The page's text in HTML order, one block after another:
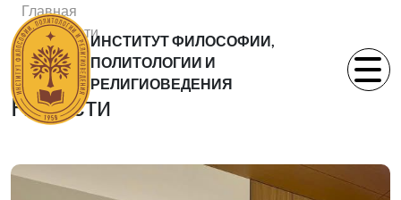
ИНСТИТУТ ФИЛОСОФИИ,
ПОЛИТОЛОГИИ И
РЕЛИГИОВЕДЕНИЯ
Главная
Новости
Статьи
Новости